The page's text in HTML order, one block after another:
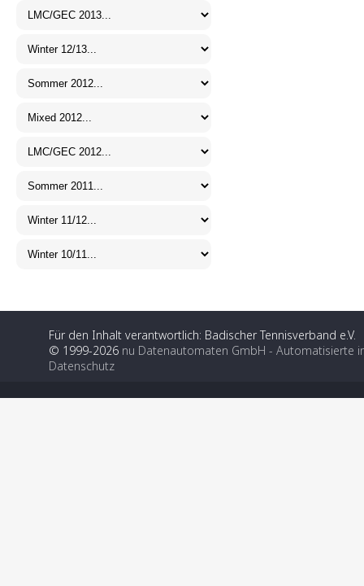
Für den Inhalt verantwortlich: Badischer Tennisverband e.V.
© 1999-2026 nu Datenautomaten GmbH - Automatisierte
Datenschutz